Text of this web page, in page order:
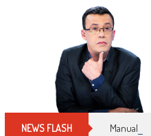
NEWS FLASH